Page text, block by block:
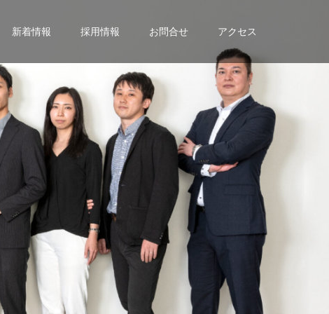
新着情報 採用情報 お問合せ アクセス